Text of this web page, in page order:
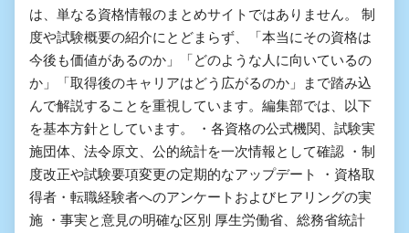
は、単なる資格情報のまとめサイトではありません。 制
度や試験概要の紹介にとどまらず、「本当にその資格は
今後も価値があるのか」「どのような人に向いているの
か」「取得後のキャリアはどう広がるのか」まで踏み込
んで解説することを重視しています。編集部では、以下
を基本方針としています。 ・各資格の公式機関、試験実
施団体、法令原文、公的統計を一次情報として確認 ・制
度改正や試験要項変更の定期的なアップデート ・資格取
得者・転職経験者へのアンケートおよびヒアリングの実
施 ・事実と意見の明確な区別 厚生労働省、総務省統計